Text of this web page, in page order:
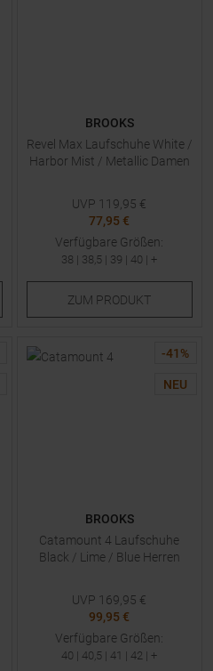
BROOKS
Revel Max Laufschuhe White /
Harbor Mist / Metallic Damen
UVP 119,95 €
77,95 €
Verfügbare Größen:
38 | 38,5 | 39 | 40 | +
ZUM PRODUKT
-41 %
NEU
BROOKS
Catamount 4 Laufschuhe
Black / Lime / Blue Herren
UVP 169,95 €
99,95 €
Verfügbare Größen:
40 | 40,5 | 41 | 42 | +